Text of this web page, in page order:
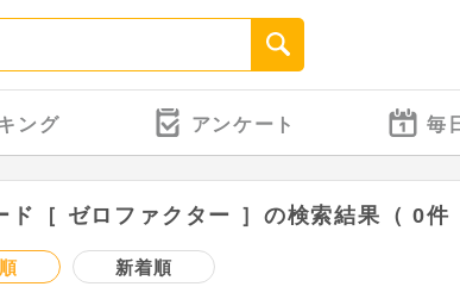
ング アンケート 毎
ド［ ゼロファクター ］の検索結果（ 0件
新着順